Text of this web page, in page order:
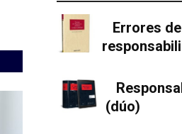
Errores
(dúo)